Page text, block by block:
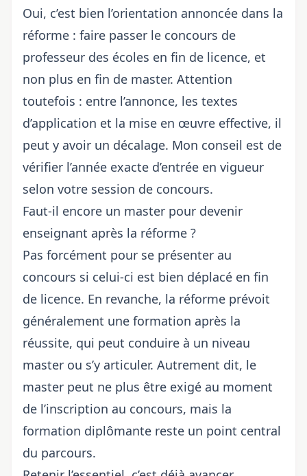
Oui, c’est bien l’orientation annoncée dans la
réforme : faire passer le concours de
professeur des écoles en fin de licence, et
non plus en fin de master. Attention
toutefois : entre l’annonce, les textes
d’application et la mise en œuvre effective, il
peut y avoir un décalage. Mon conseil est de
vérifier l’année exacte d’entrée en vigueur
selon votre session de concours.
Faut-il encore un master pour devenir
enseignant après la réforme ?
Pas forcément pour se présenter au
concours si celui-ci est bien déplacé en fin
de licence. En revanche, la réforme prévoit
généralement une formation après la
réussite, qui peut conduire à un niveau
master ou s’y articuler. Autrement dit, le
master peut ne plus être exigé au moment
de l’inscription au concours, mais la
formation diplômante reste un point central
du parcours.